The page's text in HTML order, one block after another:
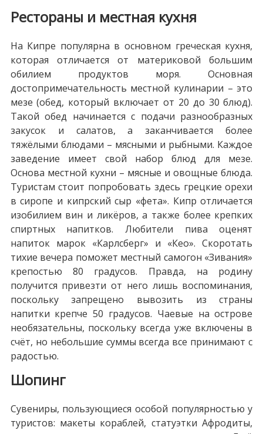
Рестораны и местная кухня
На Кипре популярна в основном греческая кухня,
которая отличается от материковой большим
обилием продуктов моря. Основная
достопримечательность местной кулинарии – это
мезе (обед, который включает от 20 до 30 блюд).
Такой обед начинается с подачи разнообразных
закусок и салатов, а заканчивается более
тяжёлыми блюдами – мясными и рыбными. Каждое
заведение имеет свой набор блюд для мезе.
Основа местной кухни – мясные и овощные блюда.
Туристам стоит попробовать здесь грецкие орехи
в сиропе и кипрский сыр «фета». Кипр отличается
изобилием вин и ликёров, а также более крепких
спиртных напитков. Любители пива оценят
напиток марок «Карлсберг» и «Кео». Скоротать
тихие вечера поможет местный самогон «Зивания»
крепостью 80 градусов. Правда, на родину
получится привезти от него лишь воспоминания,
поскольку запрещено вывозить из страны
напитки крепче 50 градусов. Чаевые на острове
необязательны, поскольку всегда уже включены в
счёт, но небольшие суммы всегда все принимают с
радостью.
Шопинг
Сувениры, пользующиеся особой популярностью у
туристов: макеты кораблей, статуэтки Афродиты,